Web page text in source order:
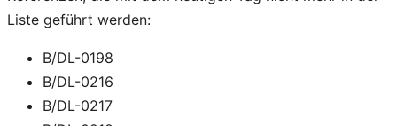
Liste geführt werden:
B/DL-0198
B/DL-0216
B/DL-0217